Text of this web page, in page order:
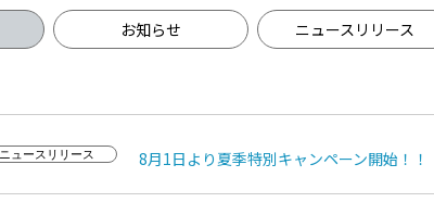
お知らせ ニュースリリース
ニュースリリース 8月1日より夏季特別キャンペーン開始！！